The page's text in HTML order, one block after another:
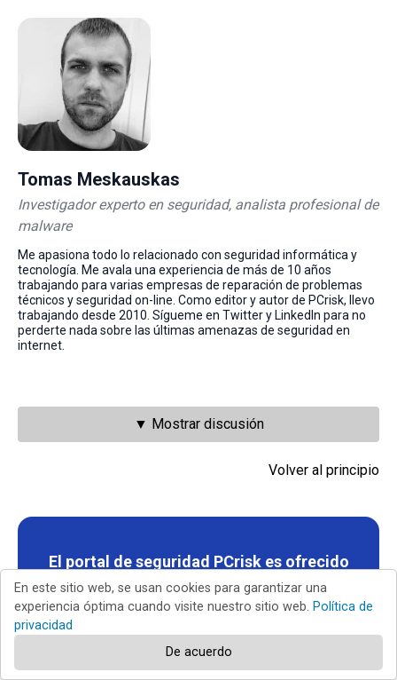
Tomas Meskauskas
Investigador experto en seguridad, analista profesional de
malware
Me apasiona todo lo relacionado con seguridad informática y
tecnología. Me avala una experiencia de más de 10 años
trabajando para varias empresas de reparación de problemas
técnicos y seguridad on-line. Como editor y autor de PCrisk, llevo
trabajando desde 2010. Sígueme en Twitter y LinkedIn para no
perderte nada sobre las últimas amenazas de seguridad en
internet.
▼ Mostrar discusión
Volver al principio
El portal de seguridad PCrisk es ofrecido
por la empresa RCS LT.
Investigadores de seguridad han unido fuerzas para
ayudar a educar a los usuarios de ordenadores sobre las
sobre la empresa RCS LT
En este sitio web, se usan cookies para garantizar una
experiencia óptima cuando visite nuestro sitio web. Política de
privacidad
De acuerdo